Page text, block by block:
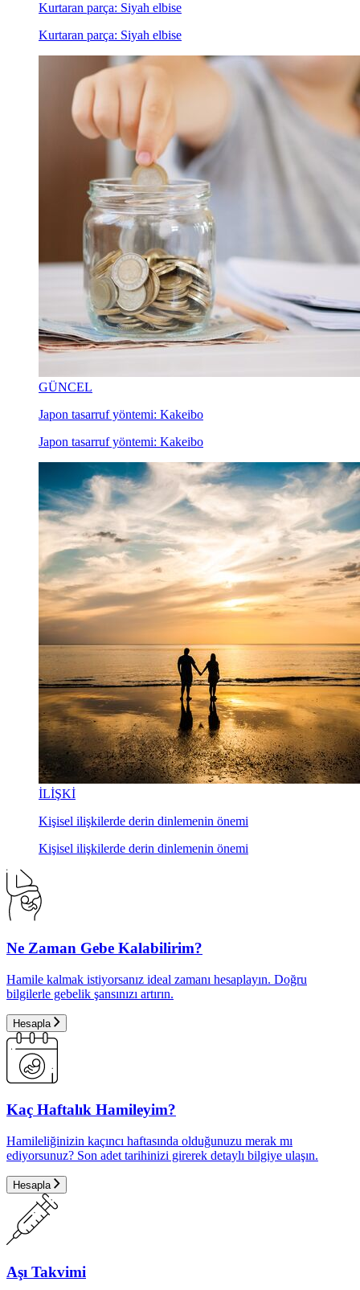
Kurtaran parça: Siyah elbise
Kurtaran parça: Siyah elbise
GÜNCEL
Japon tasarruf yöntemi: Kakeibo
Japon tasarruf yöntemi: Kakeibo
İLİŞKİ
Kişisel ilişkilerde derin dinlemenin önemi
Kişisel ilişkilerde derin dinlemenin önemi
Ne Zaman Gebe Kalabilirim?
Hamile kalmak istiyorsanız ideal zamanı hesaplayın. Doğru
bilgilerle gebelik şansınızı artırın.
Hesapla
Kaç Haftalık Hamileyim?
Hamileliğinizin kaçıncı haftasında olduğunuzu merak mı
ediyorsunuz? Son adet tarihinizi girerek detaylı bilgiye ulaşın.
Hesapla
Aşı Takvimi